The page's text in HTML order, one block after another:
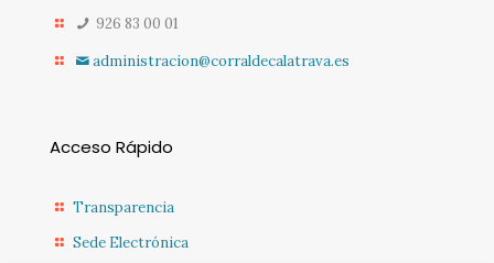
926 83 00 01
administracion@corraldecalatrava.es
Acceso Rápido
Transparencia
Sede Electrónica